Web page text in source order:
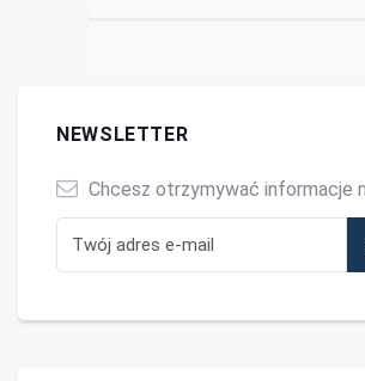
NEWSLETTER
Chcesz otrzymywać informacje